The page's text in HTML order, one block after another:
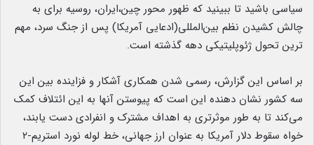
سیاسی باشید تا ببینید که ظهور محور چین،ایران، روسیه برای به
چالش کشیدن نظم بین‌المللی(ادعایی آمریکا) پس از جنگ سرد، مهم
ترین تحول ژئوپلیتیکی دهه گذشته است.
بر اساس این گزارش، رسمی شدن همکاری آشکار و فزاینده بین این
سه کشور نشان دهنده این است که پیوستن آنها به این ائتلاف کمک
می‌کند تا به طور موثرتری به اهداف مشترک و انفرادی دست یابند،
خواه سقوط دلار آمریکا به عنوان ارز جهانی، خط لوله نورد استریم-۲